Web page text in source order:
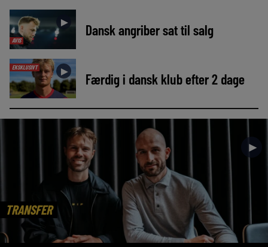
AVIS
► Dansk angriber sat til salg
EKSKLUSIVT ► Færdig i dansk klub efter 2 dage
TRANSFER
►